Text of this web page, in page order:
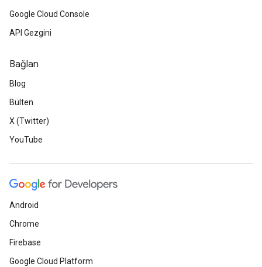
Google Cloud Console
API Gezgini
Bağlan
Blog
Bülten
X (Twitter)
YouTube
Android
Chrome
Firebase
Google Cloud Platform